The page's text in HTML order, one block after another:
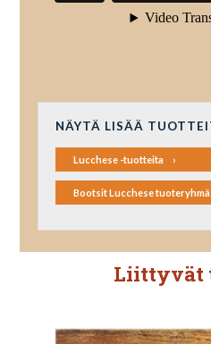
NÄYTÄ LISÄÄ
Lucchese -tuotteita
Bootsit Lucchese
Liittyvät